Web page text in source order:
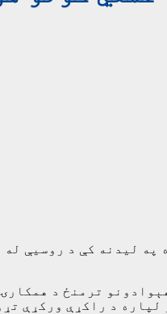
لیدنه کې د روسیې
ترمنځ د
د بهرنیو چارو وزیر چو سن هوی او سرګي